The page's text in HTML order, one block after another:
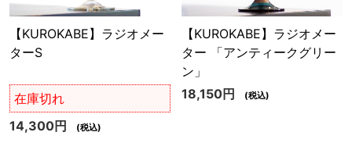
【KUROKABE】ラジオメー
ターS
在庫切れ
14,300円
(税込)
【KUROKABE】ラジオメー
ター 「アンティークグリー
ン」
18,150円
(税込)